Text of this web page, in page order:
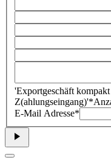
'Exportgeschäft
Z(ahlungseingang)'*
E-Mail Adresse*